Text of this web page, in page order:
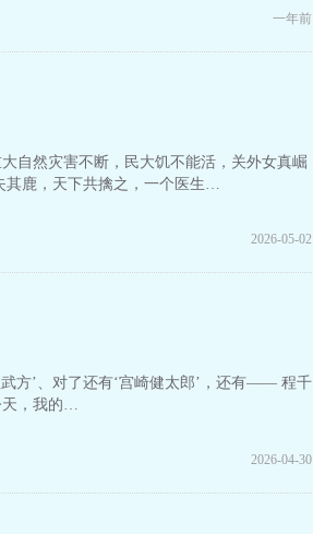
一年前
自然灾害不断，民大饥不能活，关外女真崛
其鹿，天下共擒之，一个医生…
2026-05-02
武方’、对了还有‘宫崎健太郎’，还有—— 程千
天，我的…
2026-04-30